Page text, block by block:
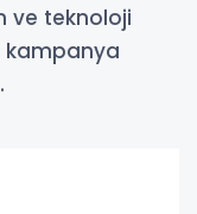
ve teknoloji
kampanya